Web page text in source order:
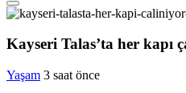
Kayseri Talas’ta her kapı
Yaşam 3 saat önce